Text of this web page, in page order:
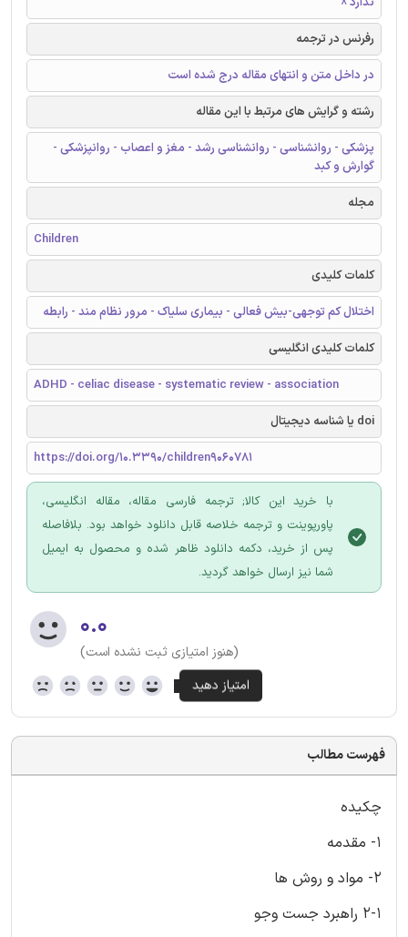
رفرنس در ترجمه
در داخل متن و انتهای مقاله درج شده است
رشته و گرایش های مرتبط با این مقاله
پزشکی - روانشناسی - روانشناسی رشد - مغز و اعصاب - روانپزشکی -
گوارش و کبد
مجله
Children
کلمات کلیدی
اختلال کم توجهی-بیش فعالی - بیماری سلیاک - مرور نظام مند - رابطه
کلمات کلیدی انگلیسی
ADHD - celiac disease - systematic review - association
doi یا شناسه دیجیتال
https://doi.org/10.3390/children9060781
با خرید این کالا; ترجمه فارسی مقاله، مقاله انگلیسی،
پاورپوینت و ترجمه خلاصه قابل دانلود خواهد بود. بلافاصله
پس از خرید، دکمه دانلود ظاهر شده و محصول به ایمیل
شما نیز ارسال خواهد گردید.
۰.۰
(هنوز امتیازی ثبت نشده است)
فهرست مطالب
چکیده
1- مقدمه
2- مواد و روش ها
2-1 راهبرد جست وجو